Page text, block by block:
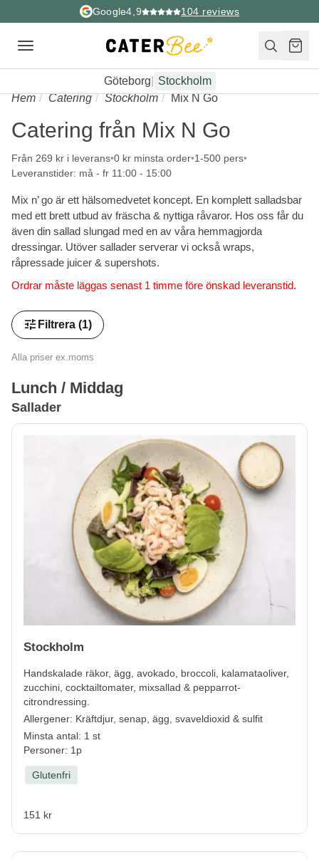
Google4,9 104 reviews
Toggle
Göteborg
Stockholm
Hem
Catering Stockholm Mix N Go
Catering från Mix N Go
Från 269 kr i leverans 0 kr minsta order 1-500 pers
Leveranstider: må - fr 11:00 - 15:00
Mix n’ go är ett hälsomedvetet koncept. En komplett salladsbar
med ett brett utbud av fräscha & nyttiga råvaror. Hos oss får du
även din sallad slungad med en av våra hemmagjorda
dressingar. Utöver sallader serverar vi också wraps,
råpressade juicer & supershots.
Ordrar måste läggas senast 1 timme före önskad leveranstid.
tune Filtrera (1)
Alla priser ex.moms
Lunch / Middag
Sallader
Stockholm
Handskalade räkor, ägg, avokado, broccoli, kalamataoliver,
zucchini, cocktailtomater, mixsallad & pepparrot-
citrondressing.
Allergener: Kräftdjur, senap, ägg, svaveldioxid & sulfit
Minsta antal: 1 st
Personer: 1p
Glutenfri
151 kr